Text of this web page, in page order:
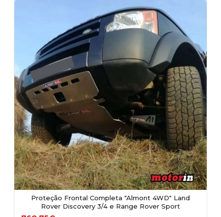
Proteção Frontal Completa "Almont 4WD" Land
Rover Discovery 3/4 e Range Rover Sport